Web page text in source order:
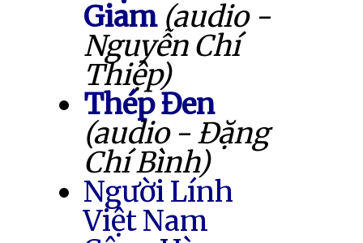
Giam (audio -
Nguyễn Chí
Thiệp)
Thép Đen
(audio - Đặng
Chí Bình)
Người Lính
Việt Nam